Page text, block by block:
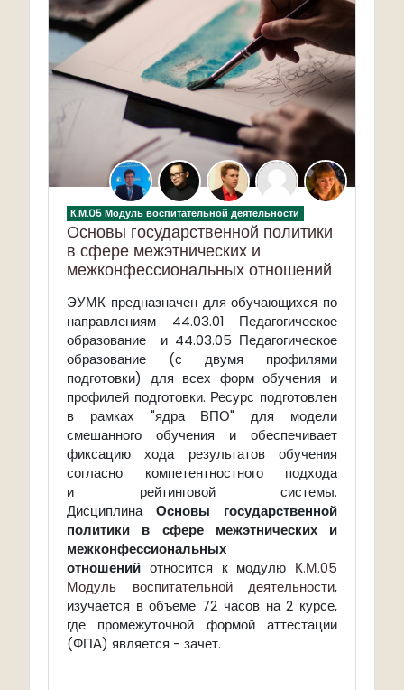
К.М.05 Модуль воспитательной деятельности
Основы государственной политики
в сфере межэтнических и
межконфессиональных отношений
ЭУМК предназначен для обучающихся по
направлениям 44.03.01 Педагогическое
образование и 44.03.05 Педагогическое
образование (с двумя профилями
подготовки) для всех форм обучения и
профилей подготовки. Ресурс подготовлен
в рамках "ядра ВПО" для модели
смешанного обучения и обеспечивает
фиксацию хода результатов обучения
согласно компетентностного подхода
и рейтинговой системы.
Дисциплина Основы государственной
политики в сфере межэтнических и
межконфессиональных
отношений относится к модулю К.М.05
Модуль воспитательной деятельности,
изучается в объеме 72 часов на 2 курсе,
где промежуточной формой аттестации
(ФПА) является - зачет.